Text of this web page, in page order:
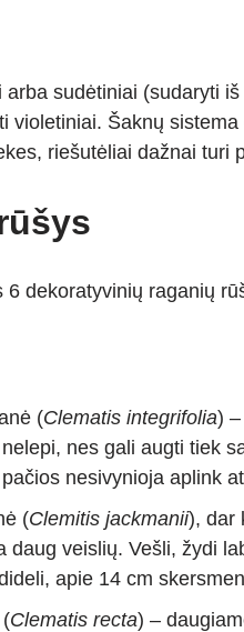
arba sudėtiniai (sudaryti
violetiniai. Šaknų
riešutėliai dažnai turi
6 dekoratyvinių raganių
(Clematis integrifolia)
nes gali augti tiek
nesivynioja aplink
(Clemitis jackmanii), dar
daug veislių. Vešli, žydi
apie 14 cm
Clematis recta) –